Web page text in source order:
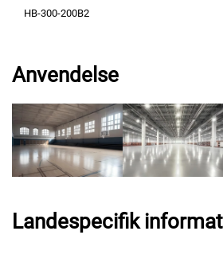
HB-300-200B2
Anvendelse
Landespecifik